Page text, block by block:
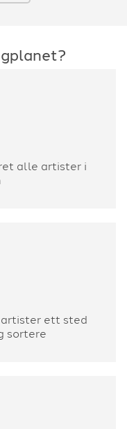
alle artister i
ett sted
sortere